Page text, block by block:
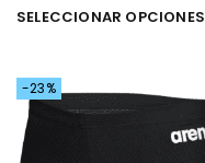
SELECCIONAR OPCIONES
-23%